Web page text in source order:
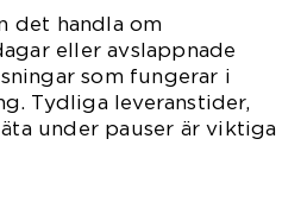
det handla om
eller avslappnade
som fungerar i
Tydliga leveranstider,
under pauser är viktiga